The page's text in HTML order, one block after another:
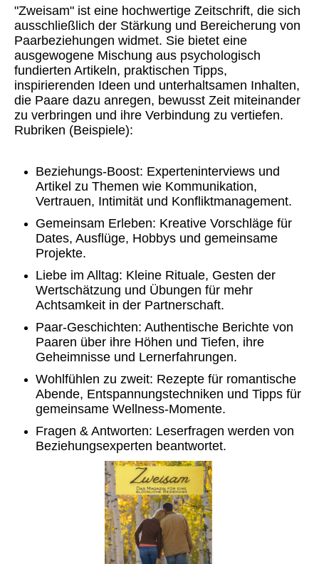
"Zweisam" ist eine hochwertige Zeitschrift, die sich
ausschließlich der Stärkung und Bereicherung von
Paarbeziehungen widmet. Sie bietet eine
ausgewogene Mischung aus psychologisch
fundierten Artikeln, praktischen Tipps,
inspirierenden Ideen und unterhaltsamen Inhalten,
die Paare dazu anregen, bewusst Zeit miteinander
zu verbringen und ihre Verbindung zu vertiefen.
Rubriken (Beispiele):
Beziehungs-Boost: Experteninterviews und
Artikel zu Themen wie Kommunikation,
Vertrauen, Intimität und Konfliktmanagement.
Gemeinsam Erleben: Kreative Vorschläge für
Dates, Ausflüge, Hobbys und gemeinsame
Projekte.
Liebe im Alltag: Kleine Rituale, Gesten der
Wertschätzung und Übungen für mehr
Achtsamkeit in der Partnerschaft.
Paar-Geschichten: Authentische Berichte von
Paaren über ihre Höhen und Tiefen, ihre
Geheimnisse und Lernerfahrungen.
Wohlfühlen zu zweit: Rezepte für romantische
Abende, Entspannungstechniken und Tipps für
gemeinsame Wellness-Momente.
Fragen & Antworten: Leserfragen werden von
Beziehungsexperten beantwortet.